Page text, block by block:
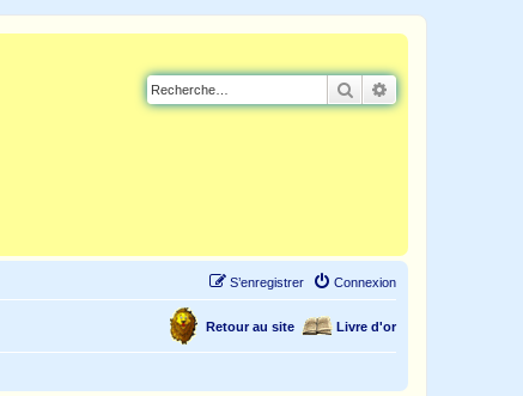
Rechercher
Connexion
S’enregistrer
Livre d'or
Retour au site